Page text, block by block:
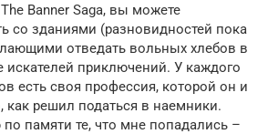
Banner Saga, вы можете
со зданиями (разновидностей пока
отведать вольных хлебов в
искателей приключений. У каждого
есть своя профессия, которой он и
как решил податься в наемники.
памяти те, что мне попадались –